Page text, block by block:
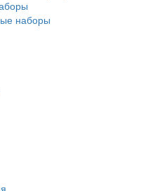
наборы